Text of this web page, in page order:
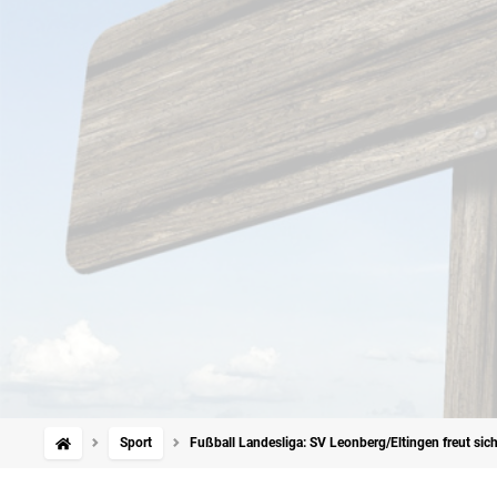
Sport Fußball Landesliga: SV Leonberg/Eltingen freut